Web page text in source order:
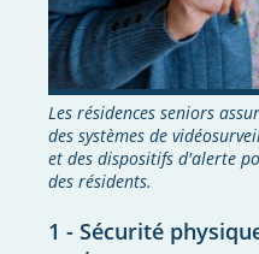
1 - Sécurité
Les résidences seniors
des systèmes de
et des dispositifs d'alerte
des résidents.